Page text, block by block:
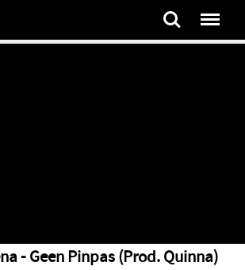
- Geen Pinpas (Prod. Quinna)